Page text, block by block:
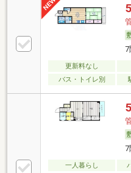
7
更新料なし
バス・トイレ別
7
一人暮らし